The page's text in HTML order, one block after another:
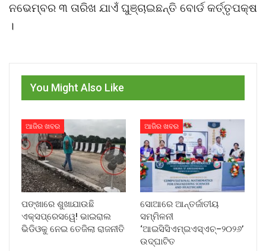
ନଭେମ୍ବର ୩ ତାରିଖ ଯାଏଁ ଘୁଞ୍ଚାଇଛନ୍ତି ବୋର୍ଡ କର୍ତ୍ତୃପକ୍ଷ
।
You Might Also Like
ଆଜିର ଖବର
ପଙ୍ଖାରେ ଶୁଖାଯାଉଛି
ଏକ୍ସପ୍ରେସୱେ! ଭାଇରାଲ
ଭିଡିଓକୁ ନେଇ ତେଜିଲା ରାଜନୀତି
ଆଜିର ଖବର
ସୋଆରେ ଆନ୍ତର୍ଜାତୀୟ
ସମ୍ମିଳନୀ
‘ଆଇସିସିଏମ୍‌ଇଏସ୍‌ଏଚ୍‌–୨୦୨୬’
ଉଦ୍‌ଘାଟିତ